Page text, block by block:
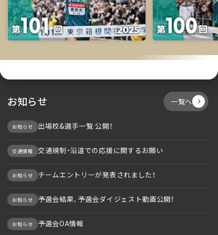
お知らせ 一覧へ
お知らせ 出場校&選手一覧 公開！
交通情報 交通規制・沿道での応援に関するお願い
お知らせ チームエントリーが発表されました！
お知らせ 予選会結果、予選会ダイジェスト動画公開！
お知らせ 予選会OA情報